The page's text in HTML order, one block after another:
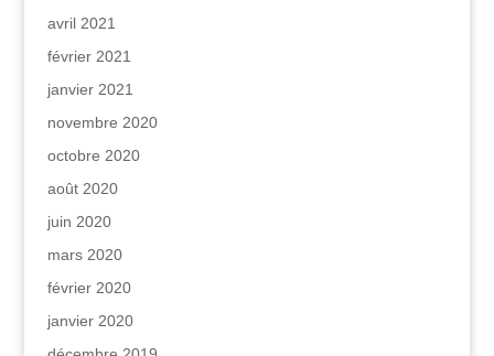
avril 2021
février 2021
janvier 2021
novembre 2020
octobre 2020
août 2020
juin 2020
mars 2020
février 2020
janvier 2020